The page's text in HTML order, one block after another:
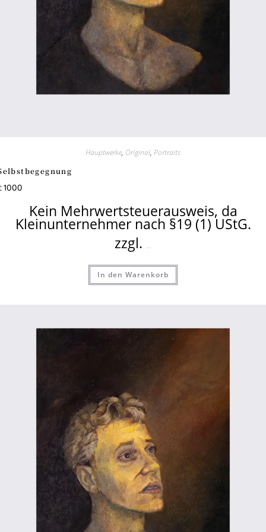
Hauptwerke, Original, Portraits
1000
Kein Mehrwertsteuerausweis, da
Kleinunternehmer nach §19 (1) UStG.
zzgl.
In den Warenkorb